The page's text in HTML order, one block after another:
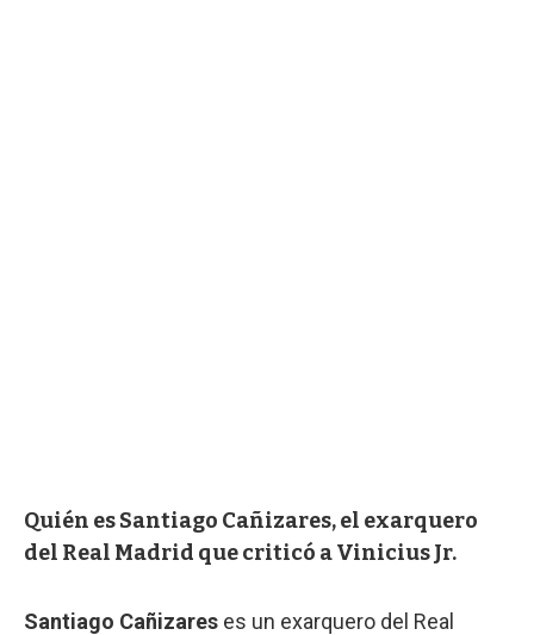
Quién es Santiago Cañizares, el exarquero
del Real Madrid que criticó a Vinicius Jr.
Santiago Cañizares es un exarquero del Real